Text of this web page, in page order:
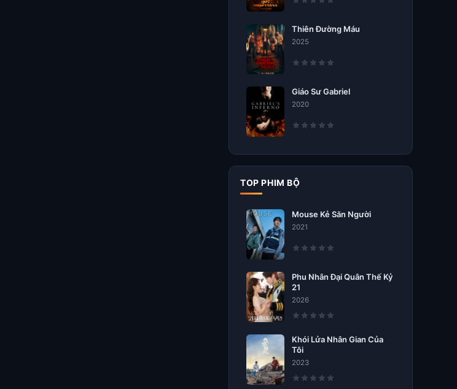
Thiên Đường Máu
2025
Giáo Sư Gabriel
2020
TOP PHIM BỘ
Mouse Kẻ Săn Người
2021
Phu Nhân Đại Quân Thế Kỷ
21
2026
Khói Lửa Nhân Gian Của
Tôi
2023